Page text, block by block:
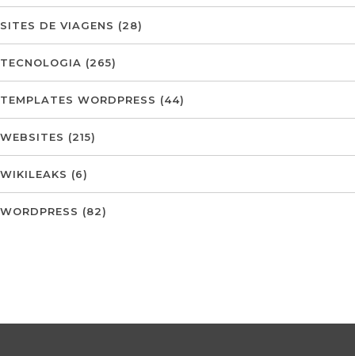
SITES DE VIAGENS (28)
TECNOLOGIA (265)
TEMPLATES WORDPRESS (44)
WEBSITES (215)
WIKILEAKS (6)
WORDPRESS (82)